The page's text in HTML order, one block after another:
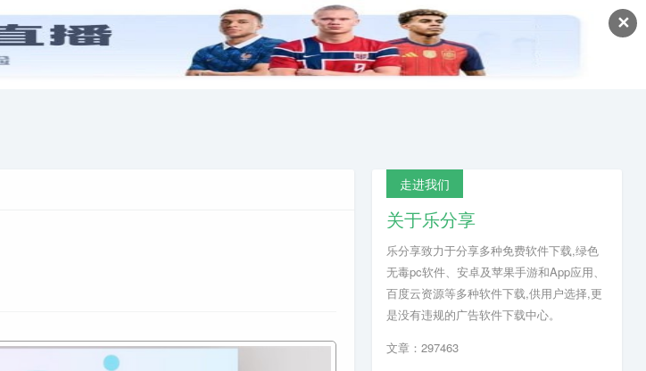
✕
走进我们
关于乐分享
乐分享致力于分享多种免费软件下载,绿色
无毒pc软件、安卓及苹果手游和App应用、
百度云资源等多种软件下载,供用户选择,更
是没有违规的广告软件下载中心。
文章：297463